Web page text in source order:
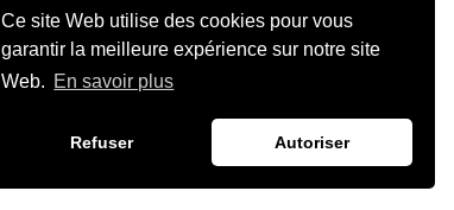
Ce site Web utilise des cookies pour vous
garantir la meilleure expérience sur notre site
Web. En savoir plus
Refuser Autoriser